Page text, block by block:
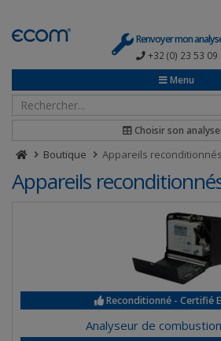
Renvoyer mon
+32 (0) 23 53 09
Menu
Choisir son
Boutique Appareils
Appareils
Reconditionné - Certifié
Analyseur de